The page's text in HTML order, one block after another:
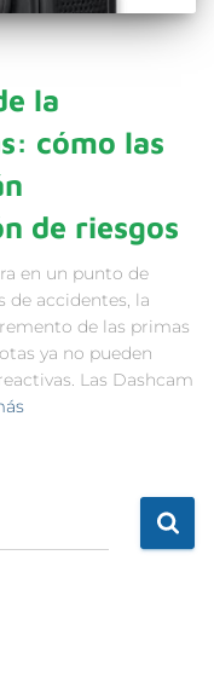
la
cómo las
de riesgos
en un punto de
de accidentes, la
de las primas
ya no pueden
Las Dashcam